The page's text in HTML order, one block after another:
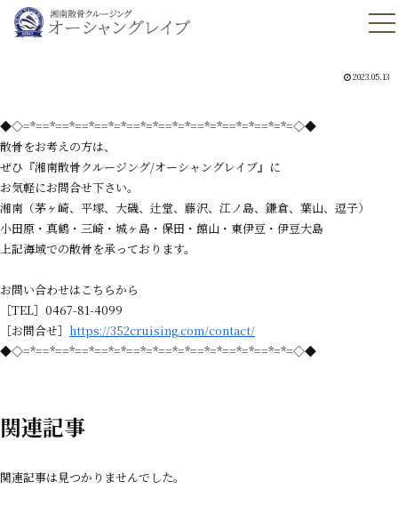
2023.05.13
◆◇=*==*==*==*==*=*==*=*==*=*==*=*==*=*==*=*=◇◆
散骨をお考えの方は、
ぜひ『湘南散骨クルージング/オーシャングレイブ』に
お気軽にお問合せ下さい。
湘南（茅ヶ崎、平塚、大磯、辻堂、藤沢、江ノ島、鎌倉、葉山、逗子）
小田原・真鶴・三崎・城ヶ島・保田・館山・東伊豆・伊豆大島
上記海域での散骨を承っております。
お問い合わせはこちらから
［TEL］0467-81-4099
［お問合せ］ https://352cruising.com/contact/
◆◇=*==*==*==*==*=*==*=*==*=*==*=*==*=*==*=*=◇◆
関連記事
関連記事は見つかりませんでした。